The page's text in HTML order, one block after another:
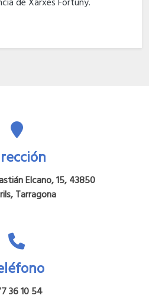
Elcano, 15, 43850
Tarragona
36 10 54